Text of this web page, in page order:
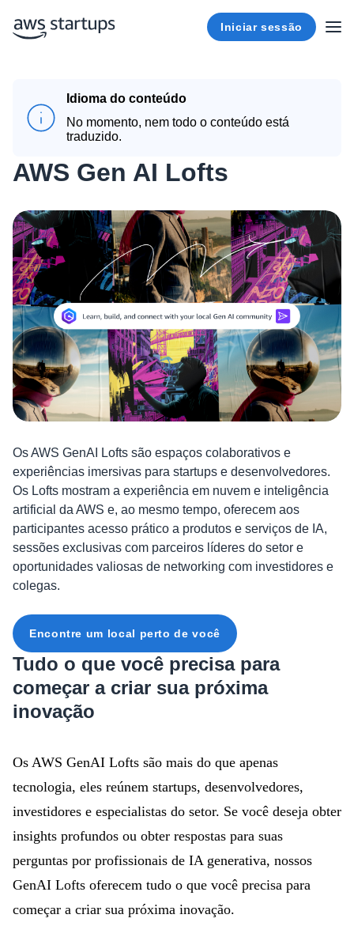
Iniciar sessão
Idioma do conteúdo
No momento, nem todo o conteúdo está
traduzido.
AWS Gen AI Lofts
Os AWS GenAI Lofts são espaços colaborativos e
experiências imersivas para startups e desenvolvedores.
Os Lofts mostram a experiência em nuvem e inteligência
artificial da AWS e, ao mesmo tempo, oferecem aos
participantes acesso prático a produtos e serviços de IA,
sessões exclusivas com parceiros líderes do setor e
oportunidades valiosas de networking com investidores e
colegas.
Encontre um local perto de você
Tudo o que você precisa para
começar a criar sua próxima
inovação
Os AWS GenAI Lofts são mais do que apenas
tecnologia, eles reúnem startups, desenvolvedores,
investidores e especialistas do setor. Se você deseja obter
insights profundos ou obter respostas para suas
perguntas por profissionais de IA generativa, nossos
GenAI Lofts oferecem tudo o que você precisa para
começar a criar sua próxima inovação.